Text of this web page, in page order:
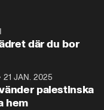
– Vi ställer upp i val.
vara med så sitter
där du bor
21 JAN. 2025
palestinska
hem